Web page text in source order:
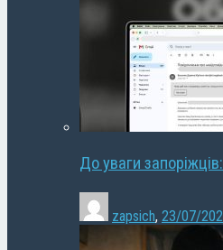
До уваги
zapsich, 23/07/